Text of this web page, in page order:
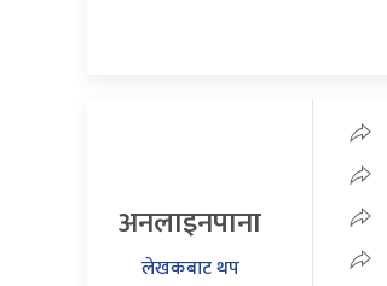
अनलाइनपाना
लेखकबाट थप